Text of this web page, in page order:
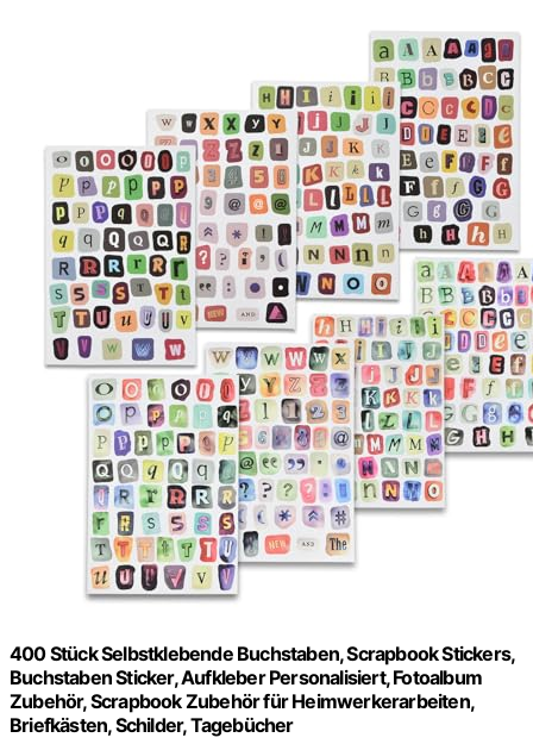
400 Stück Selbstklebende Buchstaben, Scrapbook Stickers,
Buchstaben Sticker, Aufkleber Personalisiert, Fotoalbum
Zubehör, Scrapbook Zubehör für Heimwerkerarbeiten,
Briefkästen, Schilder, Tagebücher